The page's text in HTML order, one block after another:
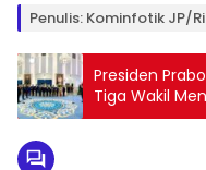
Penulis: Kominfotik JP/
Presiden
Tiga Wakil